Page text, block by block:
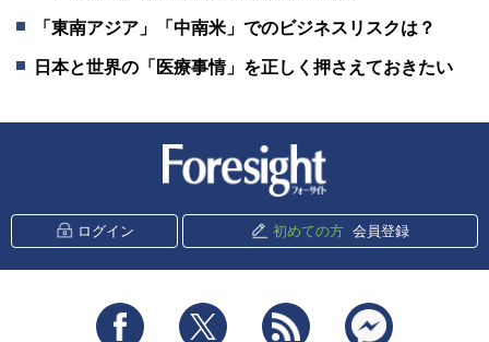
「東南アジア」「中南米」でのビジネスリスクは？
日本と世界の「医療事情」を正しく押さえておきたい
ログイン 初めての方 会員登録
Facebook Twitter RSS